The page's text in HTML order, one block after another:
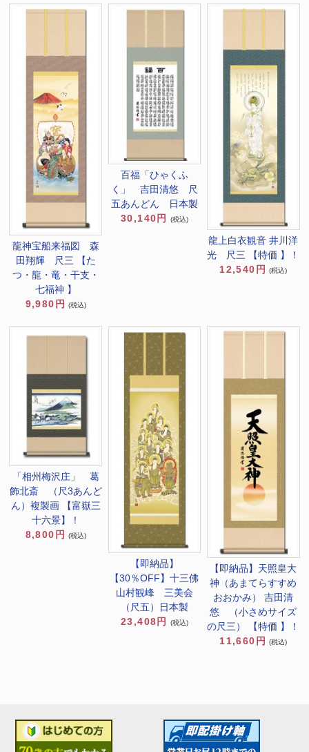
龍神宝船来福図 森
田翔輝 尺三 【た
つ・龍・竜・干支・
七福神 】
9,980円
(税込)
百福「ひゃくふ
く」 吉田清悠 尺
五あんどん 日本製
30,140円
(税込)
龍上白衣観音 井川洋
光 尺三 【特価 】！
12,540円
(税込)
「相州梅沢庄」 葛
飾北斎 （尺3あんど
ん）複製画 【富嶽三
十六景】！
8,800円
(税込)
【即納品】
【30％OFF】十三佛
山村観峰 三美会
（尺五）日本製
23,408円
(税込)
【即納品】天照皇大
神（あまてらすすめ
おおかみ） 吉田清
悠 （小さめサイズ
の尺三） 【特価 】！
11,660円
(税込)